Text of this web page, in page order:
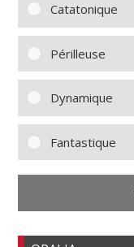
Catatonique
Périlleuse
Dynamique
Fantastique